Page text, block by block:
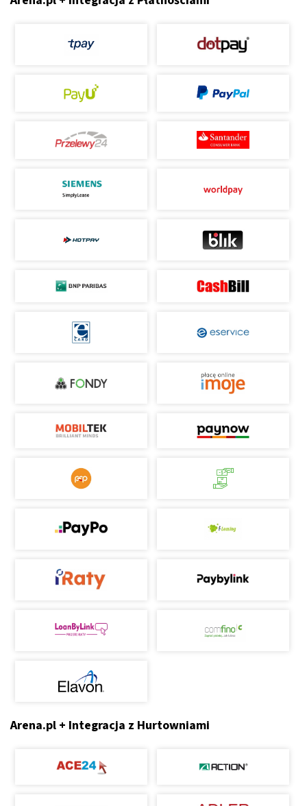
Arena.pl + Integracja z Hurtowniami